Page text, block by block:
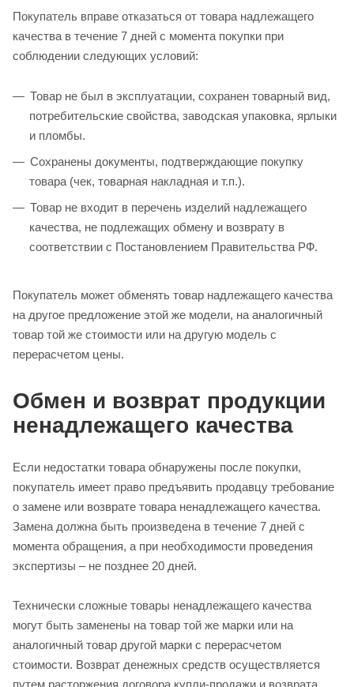
Покупатель вправе отказаться от товара надлежащего
качества в течение 7 дней с момента покупки при
соблюдении следующих условий:
Товар не был в эксплуатации, сохранен товарный вид,
потребительские свойства, заводская упаковка, ярлыки
и пломбы.
Сохранены документы, подтверждающие покупку
товара (чек, товарная накладная и т.п.).
Товар не входит в перечень изделий надлежащего
качества, не подлежащих обмену и возврату в
соответствии с Постановлением Правительства РФ.
Покупатель может обменять товар надлежащего качества
на другое предложение этой же модели, на аналогичный
товар той же стоимости или на другую модель с
перерасчетом цены.
Обмен и возврат продукции
ненадлежащего качества
Если недостатки товара обнаружены после покупки,
покупатель имеет право предъявить продавцу требование
о замене или возврате товара ненадлежащего качества.
Замена должна быть произведена в течение 7 дней с
момента обращения, а при необходимости проведения
экспертизы – не позднее 20 дней.
Технически сложные товары ненадлежащего качества
могут быть заменены на товар той же марки или на
аналогичный товар другой марки с перерасчетом
стоимости. Возврат денежных средств осуществляется
путем расторжения договора купли‑продажи и возврата